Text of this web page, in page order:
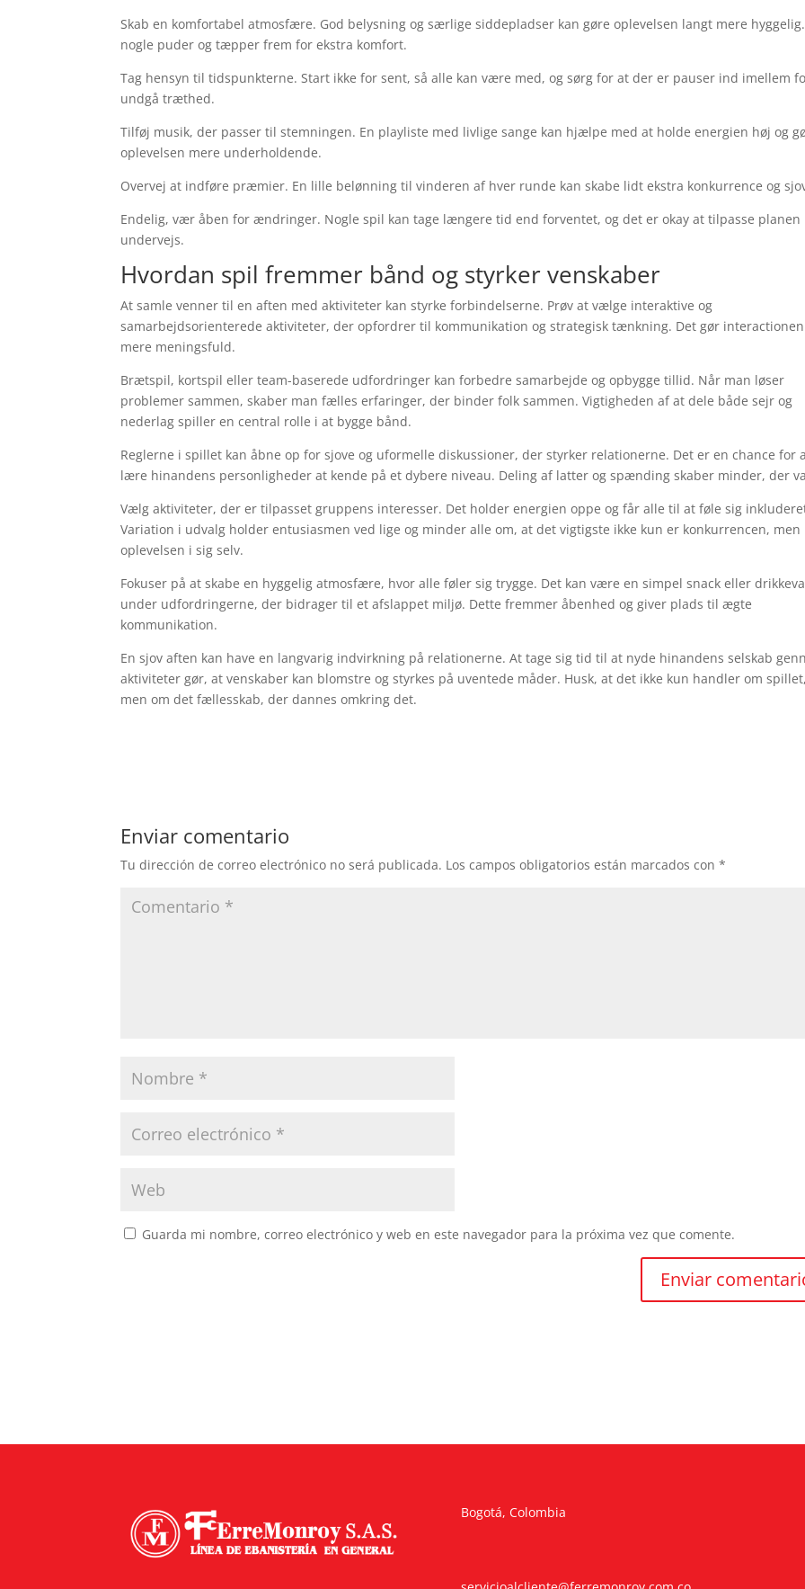
Skab en komfortabel atmosfære. God belysning og særlige siddepladser kan gøre oplevelsen langt mere hyggelig.
nogle puder og tæpper frem for ekstra komfort.
Tag hensyn til tidspunkterne. Start ikke for sent, så alle kan være med, og sørg for at der er pauser ind imellem
undgå træthed.
Tilføj musik, der passer til stemningen. En playliste med livlige sange kan hjælpe med at holde energien høj og
oplevelsen mere underholdende.
Overvej at indføre præmier. En lille belønning til vinderen af hver runde kan skabe lidt ekstra konkurrence og
Endelig, vær åben for ændringer. Nogle spil kan tage længere tid end forventet, og det er okay at tilpasse planen
undervejs.
Hvordan spil fremmer bånd og styrker venskaber
At samle venner til en aften med aktiviteter kan styrke forbindelserne. Prøv at vælge interaktive og
samarbejdsorienterede aktiviteter, der opfordrer til kommunikation og strategisk tænkning. Det gør interactionen
mere meningsfuld.
Brætspil, kortspil eller team-baserede udfordringer kan forbedre samarbejde og opbygge tillid. Når man løser
problemer sammen, skaber man fælles erfaringer, der binder folk sammen. Vigtigheden af at dele både sejr og
nederlag spiller en central rolle i at bygge bånd.
Reglerne i spillet kan åbne op for sjove og uformelle diskussioner, der styrker relationerne. Det er en chance for
lære hinandens personligheder at kende på et dybere niveau. Deling af latter og spænding skaber minder, der
Vælg aktiviteter, der er tilpasset gruppens interesser. Det holder energien oppe og får alle til at føle sig
Variation i udvalg holder entusiasmen ved lige og minder alle om, at det vigtigste ikke kun er konkurrencen, men
oplevelsen i sig selv.
Fokuser på at skabe en hyggelig atmosfære, hvor alle føler sig trygge. Det kan være en simpel snack eller
under udfordringerne, der bidrager til et afslappet miljø. Dette fremmer åbenhed og giver plads til ægte
kommunikation.
En sjov aften kan have en langvarig indvirkning på relationerne. At tage sig tid til at nyde hinandens selskab
aktiviteter gør, at venskaber kan blomstre og styrkes på uventede måder. Husk, at det ikke kun handler om spillet,
men om det fællesskab, der dannes omkring det.
Enviar comentario
Tu dirección de correo electrónico no será publicada. Los campos obligatorios están marcados con*
Guarda mi nombre, correo electrónico y web en este navegador para la próxima vez que comente.
Bogotá, Colombia